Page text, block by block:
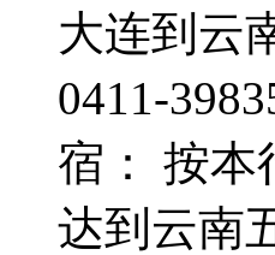
大连到云
0411-
宿： 按本
达到云南